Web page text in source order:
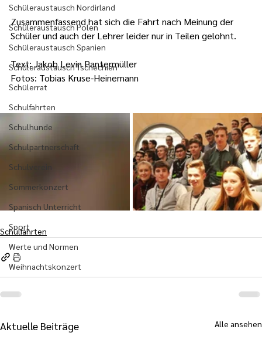
Schüleraustausch Nordirland
Schüleraustausch Polen
Schüleraustausch Spanien
Schüleraustausch Tschechien
Schülerrat
Schulfahrten
Schulhunde
Schulpartnerschaft
Schulverein
Sommerkonzert
Spanisch Unterricht
Sport
Werte und Normen
Weihnachtskonzert
Zusammenfassend hat sich die Fahrt nach Meinung der
Schüler und auch der Lehrer leider nur in Teilen gelohnt.
Text: Jakob Levin Pantermüller
Fotos: Tobias Kruse-Heinemann
Schulfahrten
Aktuelle Beiträge Alle ansehen